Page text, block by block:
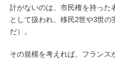
計がないのは、市民権を持った
として扱われ、移民2世や3世の
だ）。
その規模を考えれば、フランス